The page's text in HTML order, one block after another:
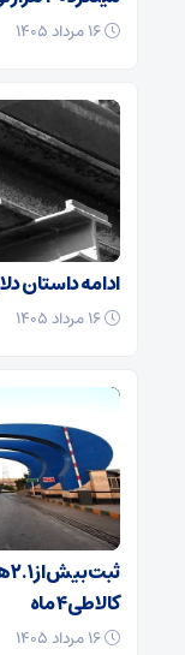
ادامه داستان
کالا طی ۴ ماه